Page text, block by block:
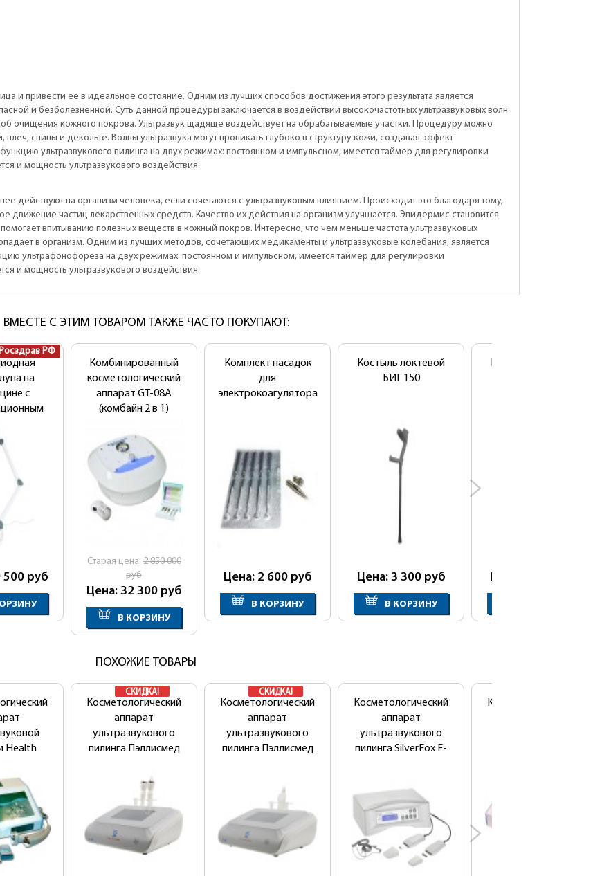
и привести ее в идеальное состояние. Одним из лучших способов достижения этого результата является
и безболезненной. Суть данной процедуры заключается в воздействии высокочастотных ультразвуковых волн
очищения кожного покрова. Ультразвук щадяще воздействует на обрабатываемые участки. Процедуру можно
спины и декольте. Волны ультразвука могут проникать глубоко в структуру кожи, создавая эффект
ультразвукового пилинга на двух режимах: постоянном и импульсном, имеется таймер для регулировки
и мощность ультразвукового воздействия.
действуют на организм человека, если сочетаются с ультразвуковым влиянием. Происходит это благодаря тому,
движение частиц лекарственных средств. Качество их действия на организм улучшается. Эпидермис становится
впитыванию полезных веществ в кожный покров. Интересно, что чем меньше частота ультразвуковых
в организм. Одним из лучших методов, сочетающих медикаменты и ультразвуковые колебания, является
ультрафонофореза на двух режимах: постоянном и импульсном, имеется таймер для регулировки
и мощность ультразвукового воздействия.
ВМЕСТЕ С ЭТИМ ТОВАРОМ ТАКЖЕ ЧАСТО ПОКУПАЮТ:
РФ
на
с
5
500 руб
Комбинированный
косметологический
аппарат GT-08A
(комбайн 2 в 1)
Cтарая цена:2 850 000
руб
Цена: 32 300 руб
В КОРЗИНУ
Комплект насадок
для
электрокоагулятора
Цена: 2 600 руб
В КОРЗИНУ
Костыль локтевой
БИГ 150
Цена: 3 300 руб
В КОРЗИНУ
Цена: 2 700
ПОХОЖИЕ ТОВАРЫ
Health
СКИДКА!
Косметологический
аппарат
ультразвукового
пилинга Пэллисмед
СКИДКА!
Косметологический
аппарат
ультразвукового
пилинга Пэллисмед
Косметологический
аппарат
ультразвукового
пилинга SilverFox F-
Косметологический